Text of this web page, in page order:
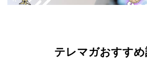
テレマガおすす